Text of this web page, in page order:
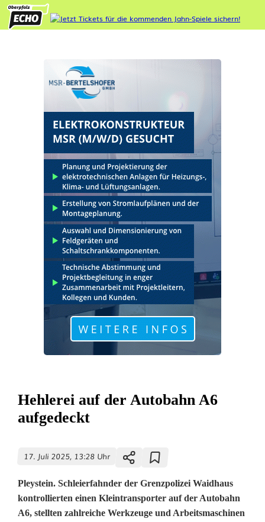
Hehlerei auf der Autobahn A6
aufgedeckt
17. Juli 2025, 13:28 Uhr
Pleystein. Schleierfahnder der Grenzpolizei Waidhaus
kontrollierten einen Kleintransporter auf der Autobahn
A6, stellten zahlreiche Werkzeuge und Arbeitsmaschinen